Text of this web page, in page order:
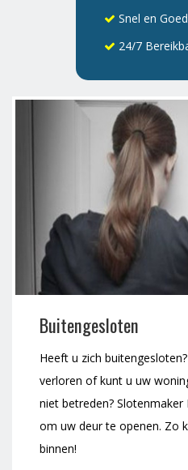
Snel en
24/7
Buitengesloten
Heeft u zich
verloren of kunt u uw
niet betreden?
om uw deur te openen. Zo
binnen!